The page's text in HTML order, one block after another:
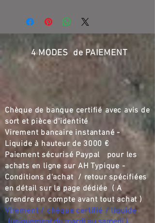
4 MODES de PAIEMENT
Chèque de banque certifié,,avec avis de
sort et pièce d'identité
Virement bancaire instantané -
Liquide à hauteur de 3000 €
Paiement sécurisé Paypal pour les
achats en ligne sur AH Typique -
Conditions d'achat / retour spécifiées
en détail sur la page dédiée ( A
prendre en compte avant tout achat )
Virement / chèque certifié / liquide